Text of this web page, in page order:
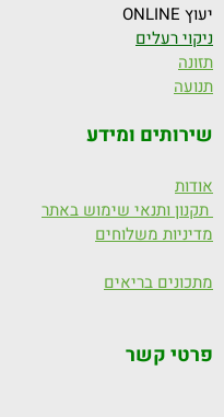
יעוץ ONLINE
ניקוי רעלים
תזונה
תנועה
שירותים ומידע
אודות
תקנון ותנאי שימוש באתר
מדיניות משלוחים
מתכונים בריאים
פרטי קשר